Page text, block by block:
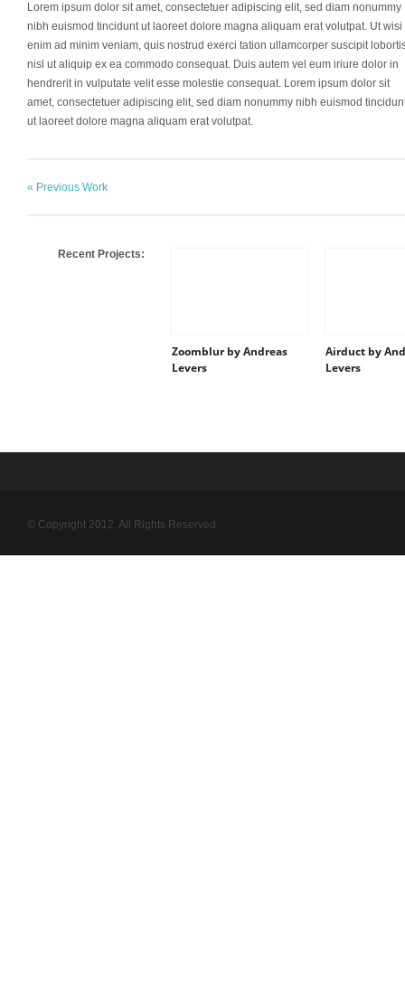
Lorem ipsum dolor sit amet, consectetuer adipiscing elit, sed diam nonummy
nibh euismod tincidunt ut laoreet dolore magna aliquam erat volutpat. Ut wisi
enim ad minim veniam, quis nostrud exerci tation ullamcorper suscipit
nisl ut aliquip ex ea commodo consequat. Duis autem vel eum iriure dolor in
hendrerit in vulputate velit esse molestie consequat. Lorem ipsum dolor sit
amet, consectetuer adipiscing elit, sed diam nonummy nibh euismod
ut laoreet dolore magna aliquam erat volutpat.
« Previous Work
Recent Projects:
Zoomblur by Andreas
Levers
Airduct by
Levers
© Copyright 2012. All Rights Reserved.